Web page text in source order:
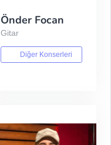
Önder Focan
Gitar
Diğer Konserleri